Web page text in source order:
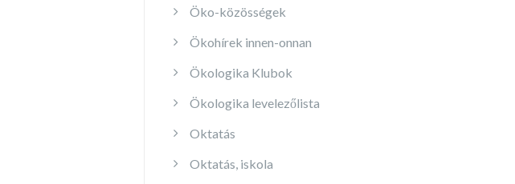
Öko-közösségek
Ökohírek innen-onnan
Ökologika Klubok
Ökologika levelezőlista
Oktatás
Oktatás, iskola